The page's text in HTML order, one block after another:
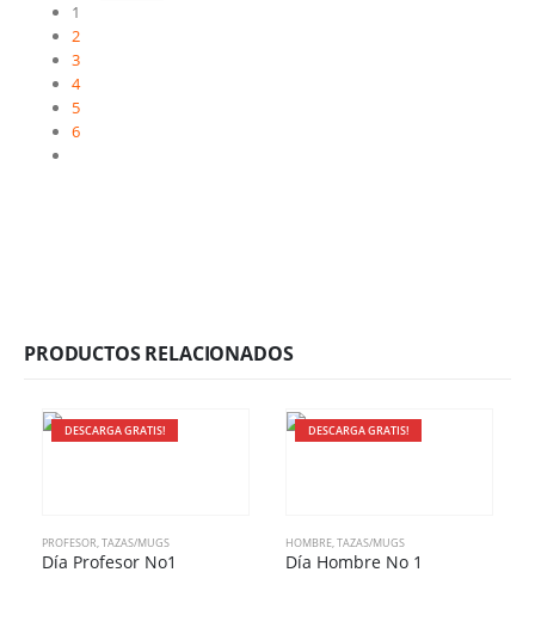
1
2
3
4
5
6
PRODUCTOS RELACIONADOS
DESCARGA GRATIS!
PROFESOR,TAZAS/MUGS
Día Profesor No1
DESCARGA GRATIS!
HOMBRE,TAZAS/MUGS
Día Hombre No 1